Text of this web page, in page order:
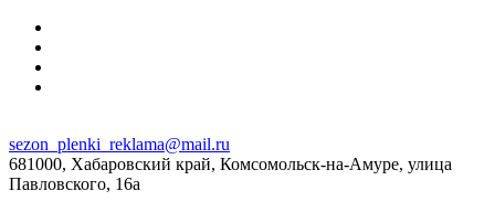
sezon_plenki_reklama@mail.ru
681000, Хабаровский край, Комсомольск-на-Амуре, улица
Павловского, 16а